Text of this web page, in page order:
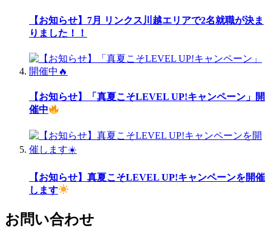
【お知らせ】7月 リンクス川越エリアで2名就職が決ま
りました！！
【お知らせ】「真夏こそLEVEL UP!キャンペーン」開
催中
【お知らせ】真夏こそLEVEL UP!キャンペーンを開催
します
お問い合わせ